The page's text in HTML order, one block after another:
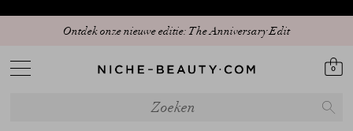
15% PEAK HOLIDAY – De beste beautydeal van het seizoen is er! | Code:
SUNSHINE15 (+5% extra – alleen in de app)
Ontdek onze nieuwe editie: The Anniversary Edit
0